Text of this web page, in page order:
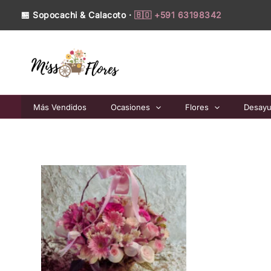
🏪 Sopocachi & Calacoto · 🇧🇴 +591 63198342
Más Vendidos Ocasiones Flores